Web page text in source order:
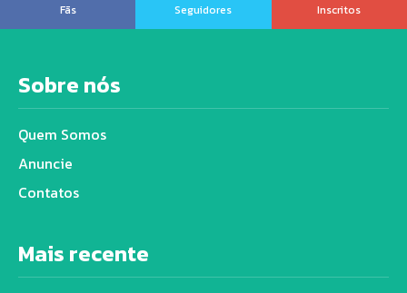
Fãs
Seguidores
Inscritos
Sobre nós
Quem Somos
Anuncie
Contatos
Mais recente